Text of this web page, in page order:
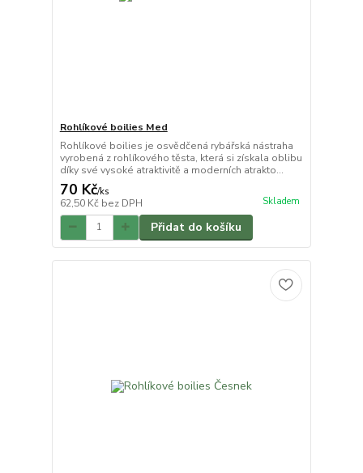
Rohlíkové boilies Med
Rohlíkové boilies je osvědčená rybářská nástraha
vyrobená z rohlíkového těsta, která si získala oblibu
díky své vysoké atraktivitě a moderních atrakto...
70 Kč/ks
62,50 Kč bez DPH Skladem
Přidat do košíku